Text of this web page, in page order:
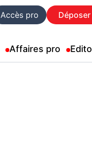
Accès pro Déposer
Affaires pro Edito